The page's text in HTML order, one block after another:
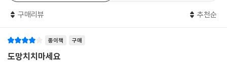
람은, 갑자기 무너져서 회복하지 못한다.” 비판을 수용하지 못하는 태도가
하나로 변화하는 것이 아닙니다. 작은 태도들이 모여 삶 속에 뿌리를 내리
고 열매로 맺히지요. 그렇기에 값진 거름이 되어주는 타인의 비판을 긍정
과 기쁨을 만끽하게 될 것이다.
“성경은 이 세상에서 가장 숭고한 철학책이자
가장 구체적인 자기계발서다”
구매리뷰 추천순
종이책 구매
도망치치마세요